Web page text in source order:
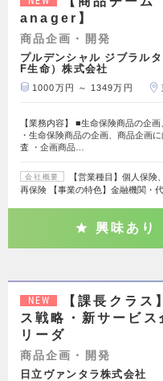
anager】
商品企画・開発
プルデンシャル ジブラル
F生命）株式会社
1000万円 ～ 1349万円
【業務内容】 ■生命保険商品の企
・生命保険商品の企画、商品企画
査 ・企画商品…
会社概要
【営業種目】個人保険
再保険 【事業の特色】金融機関・
興味あり
NEW
【課長クラ
ス戦略・新サービス
リーダ
商品企画・開発
日立ヴァンタラ株式会社